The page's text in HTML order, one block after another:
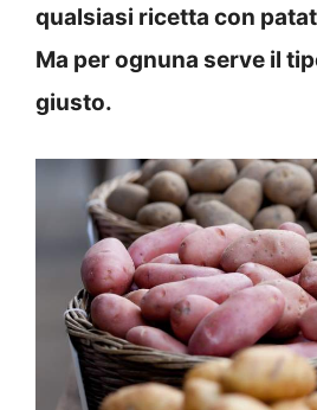
qualsiasi ricetta con
Ma per ognuna serve il
giusto.